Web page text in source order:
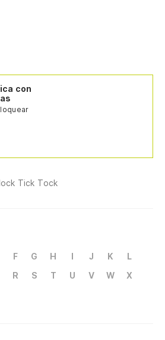
con
Tick Tock
F G H I J K
L
R S T U V W
X